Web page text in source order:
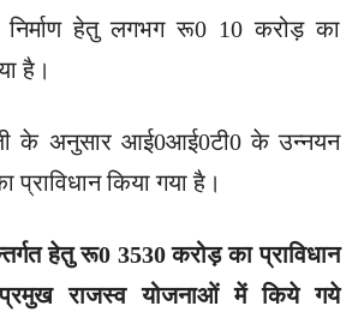
हेतु लगभग रू0 10 करोड़ का
है।
के अनुसार आई0आई0टी0 के उन्नयन
किया गया है।
हेतु रू0 3530 करोड़ का प्राविधान
राजस्व योजनाओं में किये गये